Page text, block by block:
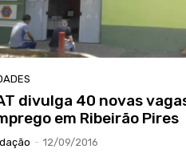
divulga 40 novas
em Ribeirão Pires
- 12/09/2016